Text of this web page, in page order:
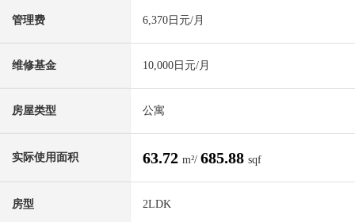
管理费 6,370日元/月
维修基金 10,000日元/月
房屋类型 公寓
实际使用面积 63.72 m²/ 685.88 sqf
房型 2LDK